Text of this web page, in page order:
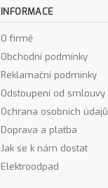
INFORMACE
O firmě
Obchodní podmínky
Reklamační podmínky
Odstoupení od smlouvy
Ochrana osobních údajů
Doprava a platba
Jak se k nám dostat
Elektroodpad